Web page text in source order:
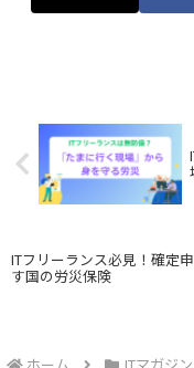
ITフリーランス必見！確定
す国の労災保険
ホーム ITマガジン